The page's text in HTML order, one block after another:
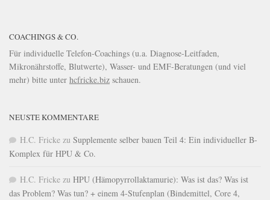
COACHINGS & CO.
Für individuelle Telefon-Coachings (u.a. Diagnose-Leitfaden,
Mikronährstoffe, Blutwerte), Wasser- und EMF-Beratungen (und viel
mehr) bitte unter hcfricke.biz schauen.
NEUSTE KOMMENTARE
H.C. Fricke zu Supplemente selber bauen Teil 4: Ein individueller B-
Komplex für HPU & Co.
H.C. Fricke zu HPU (Hämopyrrollaktamurie): Was ist das? Was ist
das Problem? Was tun? + einem 4-Stufenplan (Bindemittel, Core 4,